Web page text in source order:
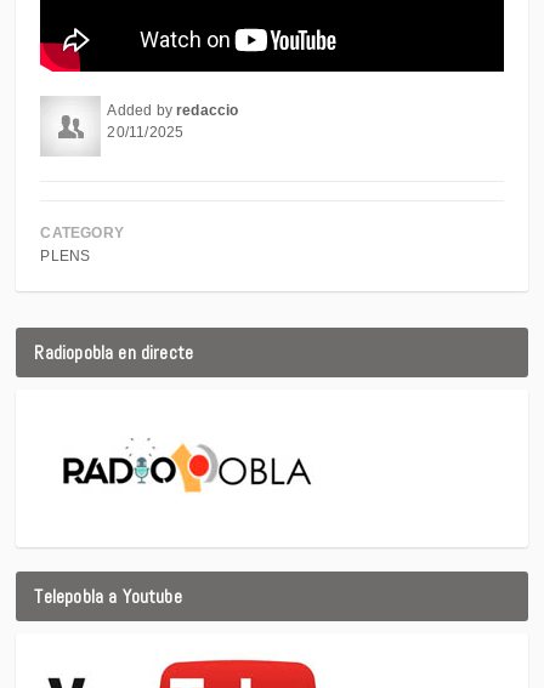
Added byredaccio
20/11/2025
CATEGORY
PLENS
Radiopobla en directe
Telepobla a Youtube